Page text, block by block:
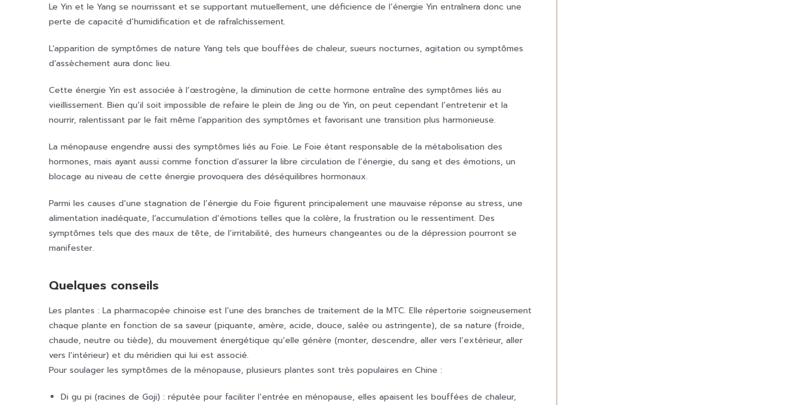
Le Yin et le Yang se nourrissant et se supportant mutuellement, une déficience de l’énergie Yin entraînera donc une
perte de capacité d’humidification et de rafraîchissement.
L’apparition de symptômes de nature Yang tels que bouffées de chaleur, sueurs nocturnes, agitation ou symptômes
d’assèchement aura donc lieu.
Cette énergie Yin est associée à l’œstrogène, la diminution de cette hormone entraîne des symptômes liés au
vieillissement. Bien qu’il soit impossible de refaire le plein de Jing ou de Yin, on peut cependant l’entretenir et la
nourrir, ralentissant par le fait même l’apparition des symptômes et favorisant une transition plus harmonieuse.
La ménopause engendre aussi des symptômes liés au Foie. Le Foie étant responsable de la métabolisation des
hormones, mais ayant aussi comme fonction d’assurer la libre circulation de l’énergie, du sang et des émotions, un
blocage au niveau de cette énergie provoquera des déséquilibres hormonaux.
Parmi les causes d’une stagnation de l’énergie du Foie figurent principalement une mauvaise réponse au stress, une
alimentation inadéquate, l’accumulation d’émotions telles que la colère, la frustration ou le ressentiment. Des
symptômes tels que des maux de tête, de l’irritabilité, des humeurs changeantes ou de la dépression pourront se
manifester.
Quelques conseils
Les plantes : La pharmacopée chinoise est l’une des branches de traitement de la MTC. Elle répertorie soigneusement
chaque plante en fonction de sa saveur (piquante, amère, acide, douce, salée ou astringente), de sa nature (froide,
chaude, neutre ou tiède), du mouvement énergétique qu’elle génère (monter, descendre, aller vers l’extérieur, aller
vers l’intérieur) et du méridien qui lui est associé.
Pour soulager les symptômes de la ménopause, plusieurs plantes sont très populaires en Chine :
Di gu pi (racines de Goji) : réputée pour faciliter l’entrée en ménopause, elles apaisent les bouffées de chaleur,